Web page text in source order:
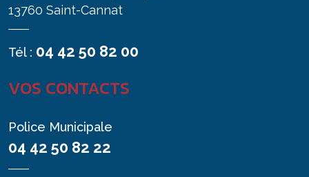
13760 Saint-Cannat
Tél : 04 42 50 82 00
VOS CONTACTS
Police Municipale
04 42 50 82 22